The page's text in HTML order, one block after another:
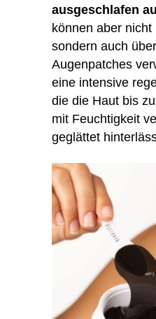
ausgeschlafen
können aber nicht
sondern auch
Augenpatches
eine intensive
die die Haut bis
mit Feuchtigkeit
geglättet